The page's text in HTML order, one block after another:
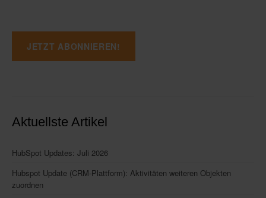
Aktuellste Artikel
HubSpot Updates: Juli 2026
Hubspot Update (CRM-Plattform): Aktivitäten weiteren Objekten
zuordnen